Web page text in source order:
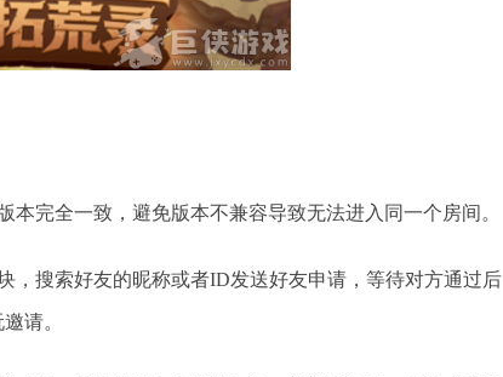
完全一致，避免版本不兼容导致无法进入同一个房间。
，搜索好友的昵称或者ID发送好友申请，等待对方通过后
请。